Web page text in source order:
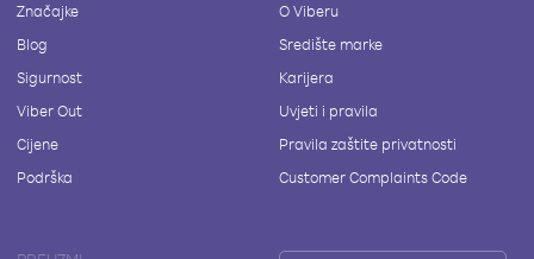
Značajke
Blog
Sigurnost
Viber Out
Cijene
Podrška
O Viberu
Središte marke
Karijera
Uvjeti i pravila
Pravila zaštite privatnosti
Customer Complaints Code